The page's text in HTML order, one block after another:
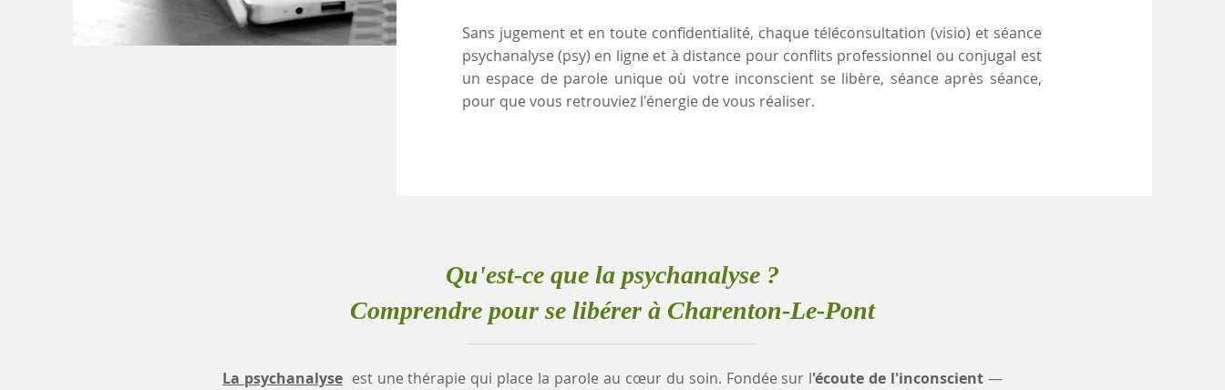
Sans jugement et en toute confidentialité, chaque téléconsultation (visio) et séance
psychanalyse (psy) en ligne et à distance pour conflits professionnel ou conjugal est
un espace de parole unique où votre inconscient se libère, séance après séance,
pour que vous retrouviez l'énergie de vous réaliser.
Qu'est-ce que la psychanalyse ?
Comprendre pour se libérer à Charenton-Le-Pont
La psychanalyse est une thérapie qui place la parole au cœur du soin. Fondée sur l'écoute de l'inconscient—